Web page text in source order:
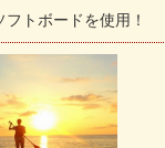
トボードを使用！